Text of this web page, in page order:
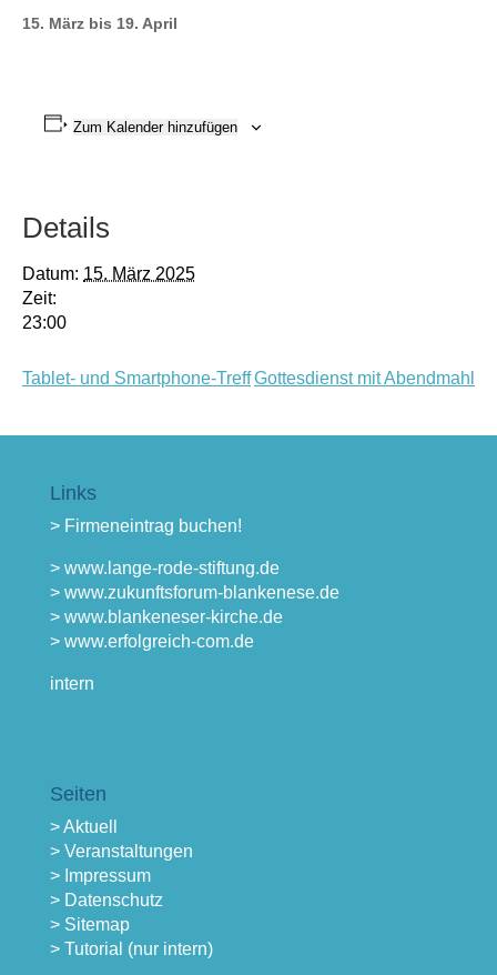
15. März bis 19. April
Zum Kalender hinzufügen
Details
Datum: 15. März 2025
Zeit:
23:00
Tablet- und Smartphone-TreffGottesdienst mit Abendmahl
Links
> Firmeneintrag buchen!
> www.lange-rode-stiftung.de
> www.zukunftsforum-blankenese.de
> www.blankeneser-kirche.de
> www.erfolgreich-com.de
intern
Seiten
> Aktuell
> Veranstaltungen
> Impressum
> Datenschutz
> Sitemap
> Tutorial (nur intern)